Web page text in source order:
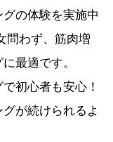
の体験を実施中
問わず、筋肉増
最適です。
初心者も安心！
が続けられるよ